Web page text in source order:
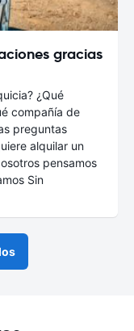
gracias
¿Qué
compañía de
preguntas
alquilar un
pensamos
Sin